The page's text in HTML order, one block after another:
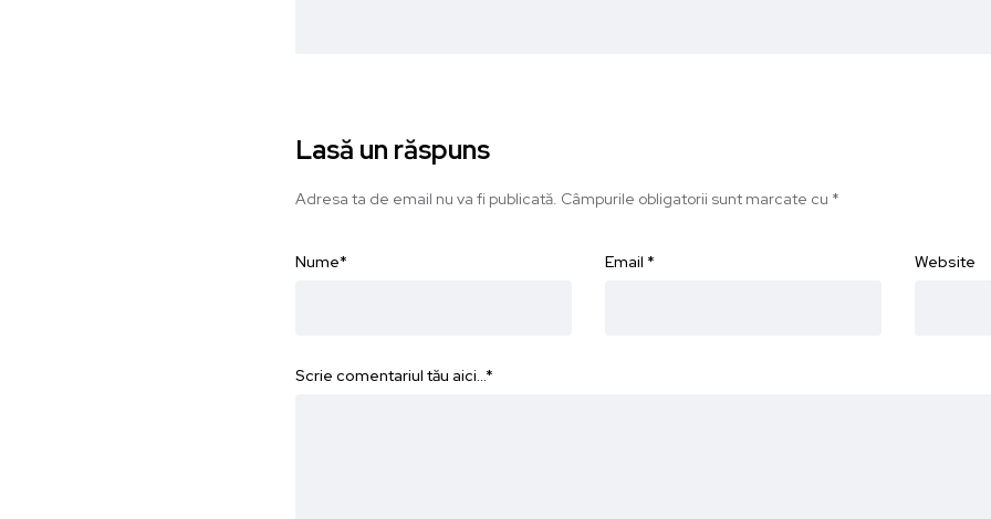
Lasă un răspuns
Adresa ta de email nu va fi publicată. Câmpurile obligatorii sunt marcate cu *
Nume* Email * Website
Scrie comentariul tău aici...*